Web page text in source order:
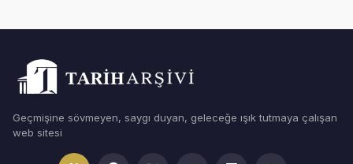
Geçmişine sövmeyen, saygı duyan, geleceğe ışık tutmaya çalışan
web sitesi